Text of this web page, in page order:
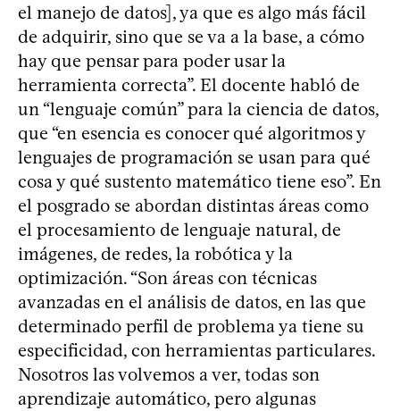
el manejo de datos], ya que es algo más fácil
de adquirir, sino que se va a la base, a cómo
hay que pensar para poder usar la
herramienta correcta”. El docente habló de
un “lenguaje común” para la ciencia de datos,
que “en esencia es conocer qué algoritmos y
lenguajes de programación se usan para qué
cosa y qué sustento matemático tiene eso”. En
el posgrado se abordan distintas áreas como
el procesamiento de lenguaje natural, de
imágenes, de redes, la robótica y la
optimización. “Son áreas con técnicas
avanzadas en el análisis de datos, en las que
determinado perfil de problema ya tiene su
especificidad, con herramientas particulares.
Nosotros las volvemos a ver, todas son
aprendizaje automático, pero algunas